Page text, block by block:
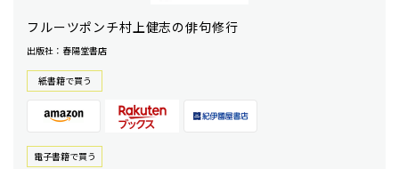
フルーツポンチ村上健志の俳句修行
出版社：春陽堂書店
紙書籍で買う
電⼦書籍で買う